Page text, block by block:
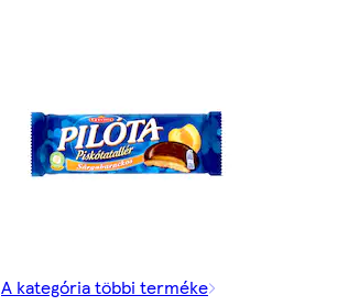
A kategória többi terméke